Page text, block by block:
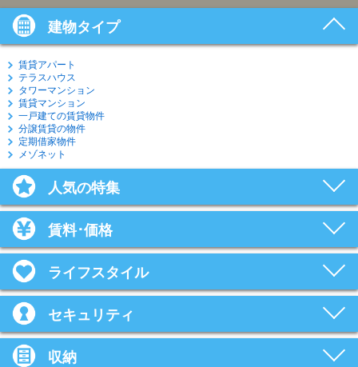
建物タイプ
賃貸アパート
テラスハウス
タワーマンション
賃貸マンション
一戸建ての賃貸物件
分譲賃貸の物件
定期借家物件
メゾネット
人気の特集
賃料･価格
ライフスタイル
セキュリティ
収納